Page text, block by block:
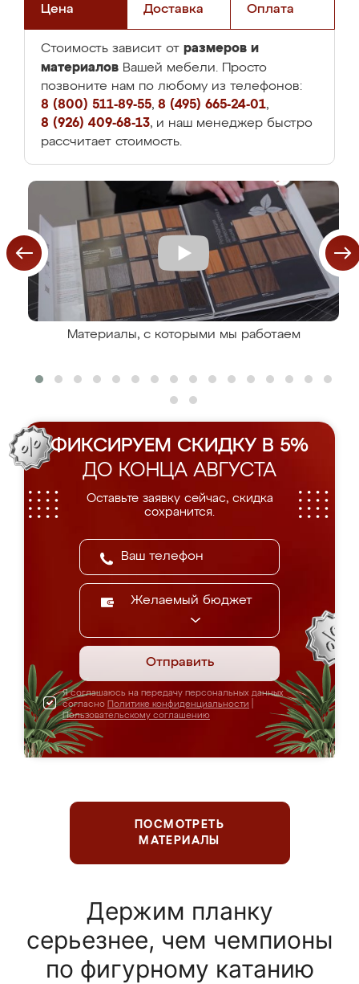
Цена Доставка Оплата
Стоимость зависит от размеров и
материалов Вашей мебели. Просто
позвоните нам по любому из телефонов:
8 (800) 511-89-55, 8 (495) 665-24-01,
8 (926) 409-68-13, и наш менеджер быстро
рассчитает стоимость.
Материалы, с которыми мы работаем
ФИКСИРУЕМ СКИДКУ В 5%
ДО КОНЦА АВГУСТА
Оставьте заявку сейчас, скидка
сохранится.
Желаемый бюджет
Отправить
Я соглашаюсь на передачу персональных данных
согласно Политике конфиденциальности
Пользовательскому соглашению
ПОСМОТРЕТЬ
МАТЕРИАЛЫ
Держим планку
серьезнее, чем чемпионы
по фигурному катанию